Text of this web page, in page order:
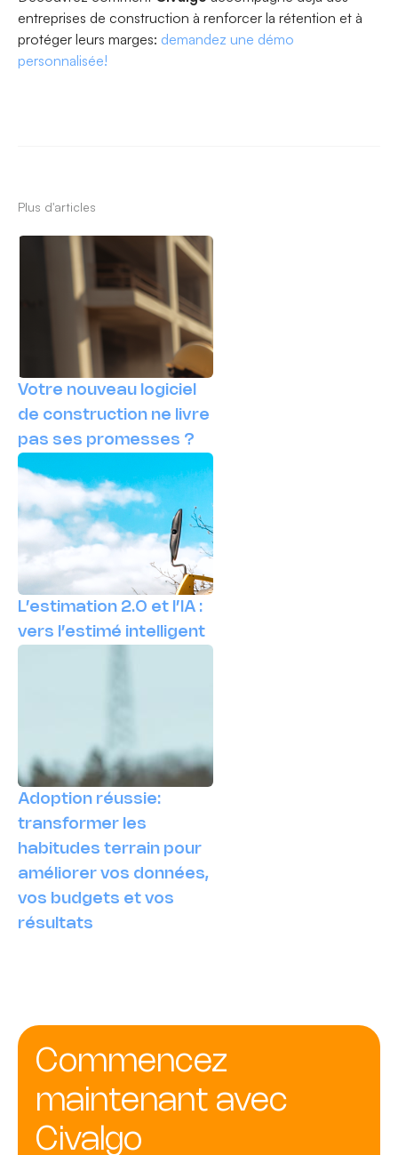
entreprises de construction à renforcer la rétention et à
protéger leurs marges: demandez une démo
personnalisée!
Plus d'articles
Votre nouveau logiciel
de construction ne livre
pas ses promesses ?
L’estimation 2.0 et l’IA :
vers l’estimé intelligent
Adoption réussie:
transformer les
habitudes terrain pour
améliorer vos données,
vos budgets et vos
résultats
Commencez
maintenant avec
Civalgo